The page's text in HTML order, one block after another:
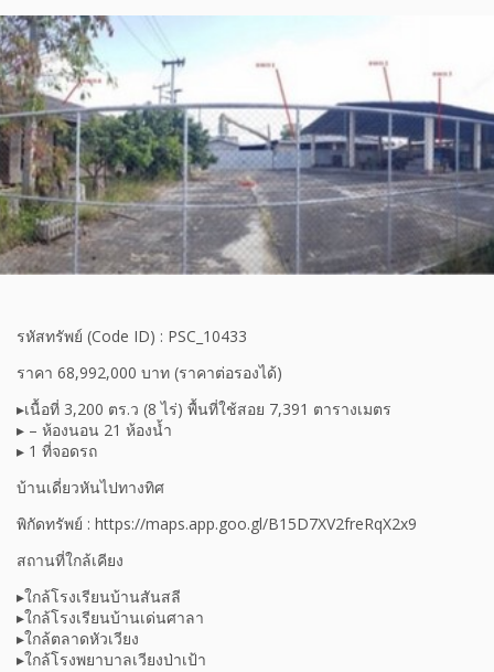
รหัสทรัพย์ (Code ID) : PSC_10433
ราคา 68,992,000 บาท (ราคาต่อรองได้)
▸เนื้อที่ 3,200 ตร.ว (8 ไร่) พื้นที่ใช้สอย 7,391 ตารางเมตร
▸ – ห้องนอน 21 ห้องน้ำ
▸ 1 ที่จอดรถ
บ้านเดี่ยวหันไปทางทิศ
พิกัดทรัพย์ : https://maps.app.goo.gl/B15D7XV2freRqX2x9
สถานที่ใกล้เคียง
▸ใกล้โรงเรียนบ้านสันสลี
▸ใกล้โรงเรียนบ้านเด่นศาลา
▸ใกล้ตลาดหัวเวียง
▸ใกล้โรงพยาบาลเวียงป่าเป้า